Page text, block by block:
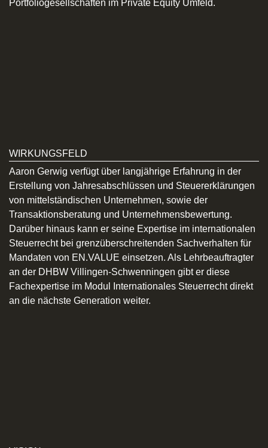
Portfoliogesellschaften im Private Equity Umfeld.
WIRKUNGSFELD
Aaron Gerwig verfügt über langjährige Erfahrung in der
Erstellung von Jahresabschlüssen und Steuererklärungen
von mittelständischen Unternehmen, sowie der
Transaktionsberatung und Unternehmensbewertung.
Darüber hinaus kann er seine Expertise im internationalen
Steuerrecht bei grenzüberschreitenden Sachverhalten für
Mandaten von EN.VALUE einsetzen. Als Lehrbeauftragter
an der DHBW Villingen-Schwenningen gibt er diese
Fachexpertise im Modul Internationales Steuerrecht direkt
an die nächste Generation weiter.